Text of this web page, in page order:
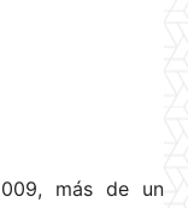
más de un